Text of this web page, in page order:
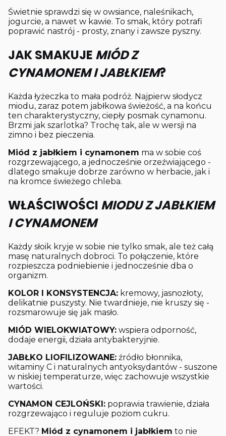
Świetnie sprawdzi się w owsiance, naleśnikach,
jogurcie, a nawet w kawie. To smak, który potrafi
poprawić nastrój - prosty, znany i zawsze pyszny.
JAK SMAKUJE MIÓD Z
CYNAMONEM I JABŁKIEM?
Każda łyżeczka to mała podróż. Najpierw słodycz
miodu, zaraz potem jabłkowa świeżość, a na końcu
ten charakterystyczny, ciepły posmak cynamonu.
Brzmi jak szarlotka? Trochę tak, ale w wersji na
zimno i bez pieczenia.
Miód z jabłkiem i cynamonem ma w sobie coś
rozgrzewającego, a jednocześnie orzeźwiającego -
dlatego smakuje dobrze zarówno w herbacie, jak i
na kromce świeżego chleba.
WŁAŚCIWOŚCI MIODU Z JABŁKIEM
I CYNAMONEM
Każdy słoik kryje w sobie nie tylko smak, ale też całą
masę naturalnych dobroci. To połączenie, które
rozpieszcza podniebienie i jednocześnie dba o
organizm.
KOLOR I KONSYSTENCJA: kremowy, jasnozłoty,
delikatnie puszysty. Nie twardnieje, nie kruszy się -
rozsmarowuje się jak masło.
MIÓD WIELOKWIATOWY: wspiera odporność,
dodaje energii, działa antybakteryjnie.
JABŁKO LIOFILIZOWANE: źródło błonnika,
witaminy C i naturalnych antyoksydantów - suszone
w niskiej temperaturze, więc zachowuje wszystkie
wartości.
CYNAMON CEJLOŃSKI: poprawia trawienie, działa
rozgrzewająco i reguluje poziom cukru.
EFEKT? Miód z cynamonem i jabłkiem to nie